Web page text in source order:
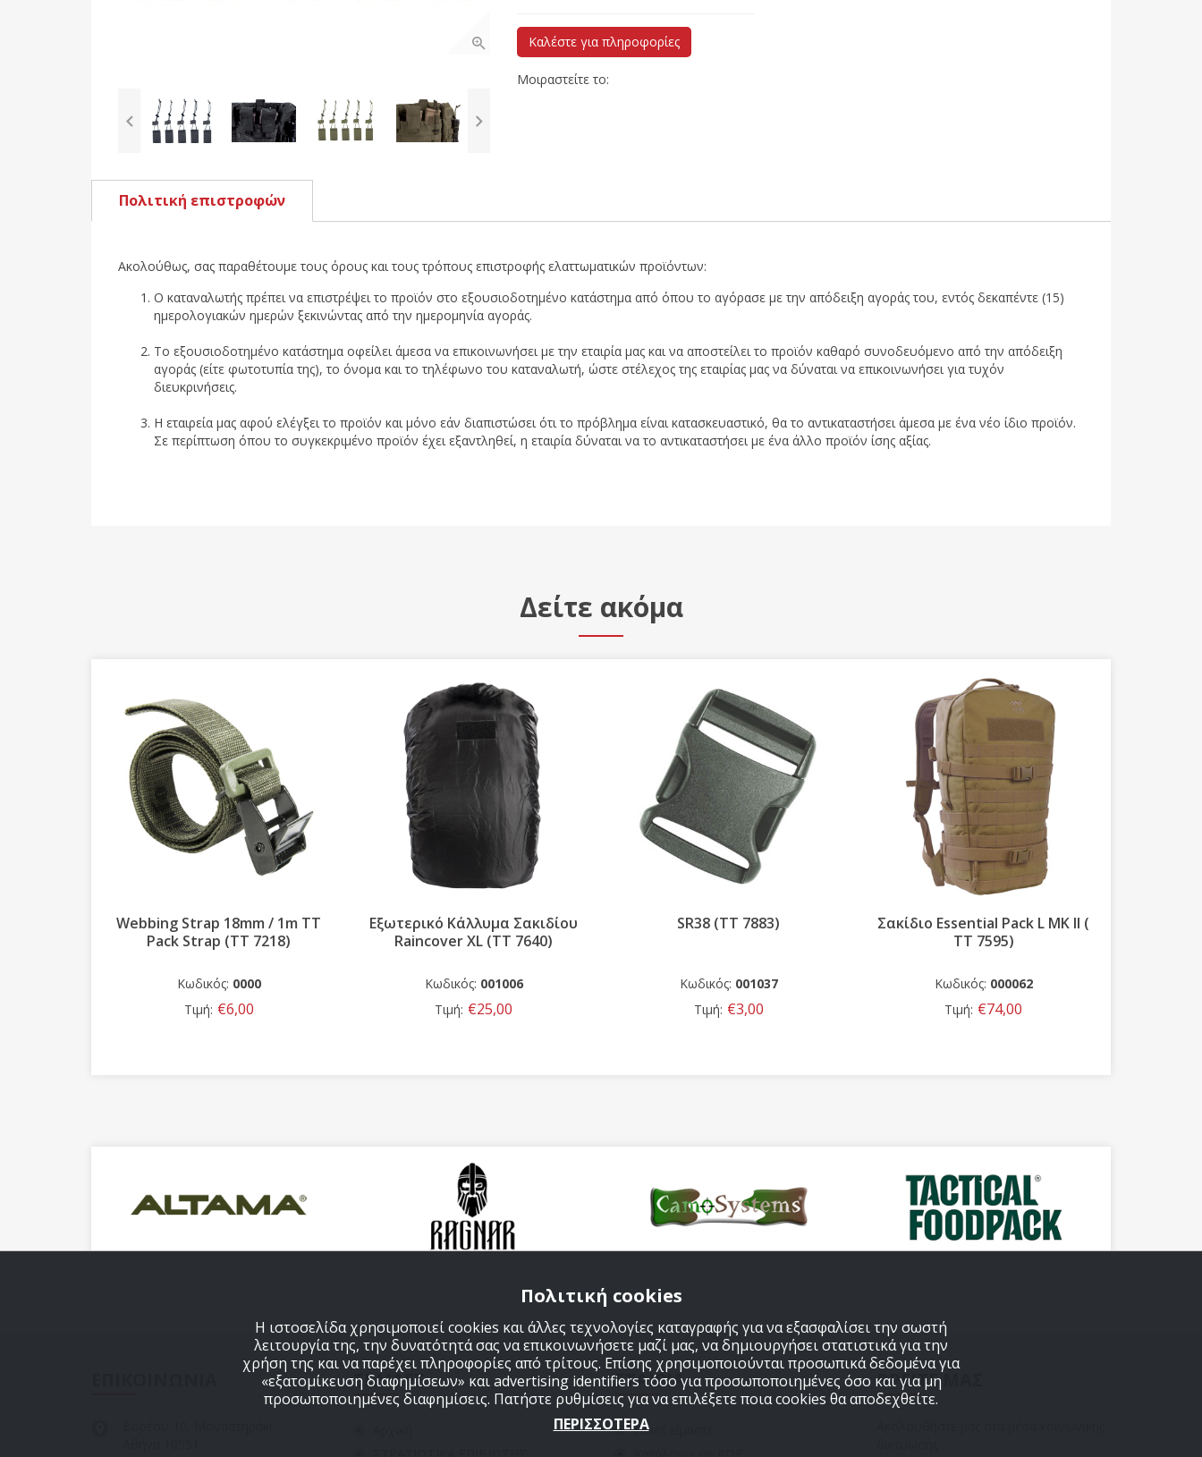
Καλέστε για πληροφορίες
Μοιραστείτε το:
Πολιτική επιστροφών
Ακολούθως, σας παραθέτουμε τους όρους και τους τρόπους επιστροφής ελαττωματικών προϊόντων:
Ο καταναλωτής πρέπει να επιστρέψει το προϊόν στο εξουσιοδοτημένο κατάστημα από όπου το αγόρασε με την απόδειξη αγοράς του, εντός δεκαπέντε (15)
ημερολογιακών ημερών ξεκινώντας από την ημερομηνία αγοράς.
Το εξουσιοδοτημένο κατάστημα οφείλει άμεσα να επικοινωνήσει με την εταιρία μας και να αποστείλει το προϊόν καθαρό συνοδευόμενο από την απόδειξη
αγοράς (είτε φωτοτυπία της), το όνομα και το τηλέφωνο του καταναλωτή, ώστε στέλεχος της εταιρίας μας να δύναται να επικοινωνήσει για τυχόν
διευκρινήσεις.
Η εταιρεία μας αφού ελέγξει το προϊόν και μόνο εάν διαπιστώσει ότι το πρόβλημα είναι κατασκευαστικό, θα το αντικαταστήσει άμεσα με ένα νέο ίδιο προϊόν.
Σε περίπτωση όπου το συγκεκριμένο προϊόν έχει εξαντληθεί, η εταιρία δύναται να το αντικαταστήσει με ένα άλλο προϊόν ίσης αξίας.
Δείτε ακόμα
Webbing Strap 18mm / 1m TT
Pack Strap (TT 7218)
Κωδικός: 0000
Τιμή: €6,00
Εξωτερικό Κάλλυμα Σακιδίου
Raincover XL (TT 7640)
Κωδικός: 001006
Τιμή: €25,00
SR38 (TT 7883)
Κωδικός: 001037
Τιμή: €3,00
Σακίδιο Essential Pack L MK II (
TT 7595)
Κωδικός: 000062
Τιμή: €74,00
ΣΕΛΙΔΕΣ ΕΤΑΙΡΙΑ
Ποιοί είμαστε
ΒΡΕΙΤΕ ΜΑΣ
Πολιτική cookies
Η ιστοσελίδα χρησιμοποιεί cookies και άλλες τεχνολογίες καταγραφής για να εξασφαλίσει την σωστή
λειτουργία της, την δυνατότητά σας να επικοινωνήσετε μαζί μας, να δημιουργήσει στατιστικά για την
χρήση της και να παρέχει πληροφορίες από τρίτους. Επίσης χρησιμοποιούνται προσωπικά δεδομένα για
«εξατομίκευση διαφημίσεων» και advertising identifiers τόσο για προσωποποιημένες όσο και για μη
προσωποποιημένες διαφημίσεις. Πατήστε ρυθμίσεις για να επιλέξετε ποια cookies θα αποδεχθείτε.
ΠΕΡΙΣΣΟΤΕΡΑ